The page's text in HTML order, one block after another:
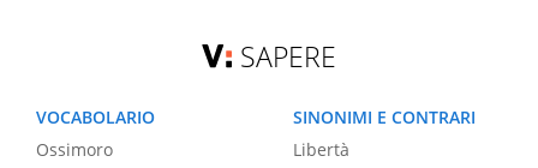
SAPERE
VOCABOLARIO
Ossimoro
SINONIMI E CONTRARI
Libertà